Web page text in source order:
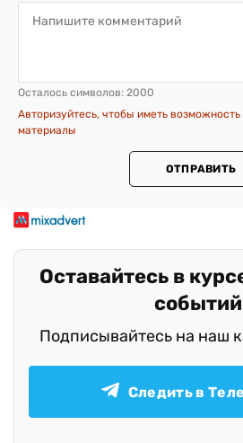
Осталось символов: 2000
Авторизуйтесь, чтобы иметь
материалы
ОТПРАВИТЬ
Оставайтесь в
Подписывайтесь на наш
Следить в